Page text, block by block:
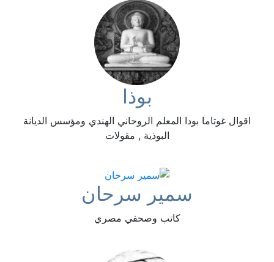
بوذا
اقوال غوتاما بودا المعلم الروحاني الهندي ومؤسس الديانة
البوذية , مقولات
سمير سرحان
كاتب وصحفي مصري